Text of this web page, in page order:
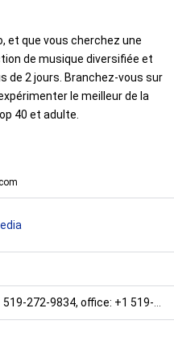
et que vous cherchez une
de musique diversifiée et
de 2 jours. Branchez-vous sur
le meilleur de la
40 et adulte.
272-9834, office: +1 519-